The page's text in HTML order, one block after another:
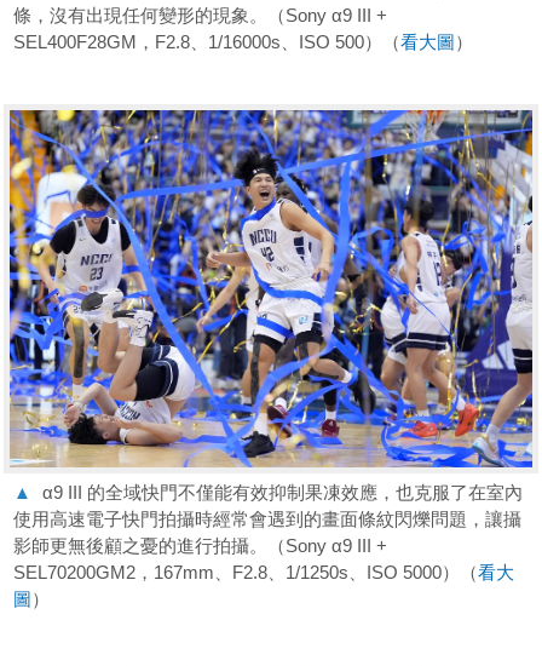
條，沒有出現任何變形的現象。（Sony α9 III +
SEL400F28GM，F2.8、1/16000s、ISO 500）（看大圖）
▲
α9 III 的全域快門不僅能有效抑制果凍效應，也克服了在室內
使用高速電子快門拍攝時經常會遇到的畫面條紋閃爍問題，讓攝
影師更無後顧之憂的進行拍攝。（Sony α9 III +
SEL70200GM2，167mm、F2.8、1/1250s、ISO 5000）（看大
圖）